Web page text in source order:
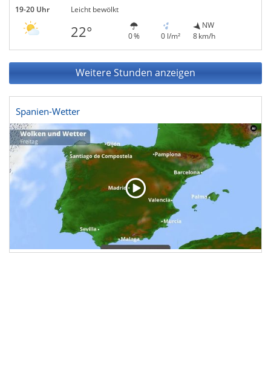
19-20 Uhr Leicht bewölkt
22° 0 % 0 l/m²
NW
8 km/h
Weitere Stunden anzeigen
Spanien-Wetter